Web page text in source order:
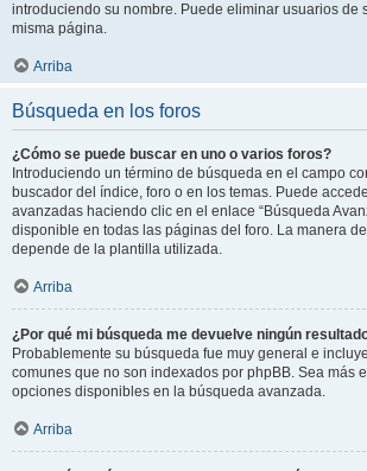
introduciendo su nombre. Puede eliminar usuarios de
misma página.
Arriba
Búsqueda en los foros
¿Cómo se puede buscar en uno o varios foros?
Introduciendo un término de búsqueda en el campo
buscador del índice, foro o en los temas. Puede
avanzadas haciendo clic en el enlace “Búsqueda
disponible en todas las páginas del foro. La manera
depende de la plantilla utilizada.
Arriba
¿Por qué mi búsqueda me devuelve ningún
Probablemente su búsqueda fue muy general e
comunes que no son indexados por phpBB. Sea más
opciones disponibles en la búsqueda avanzada.
Arriba